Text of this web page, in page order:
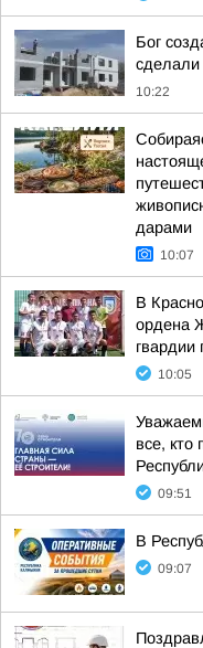
Бог
сделали
10:22
дарами
10:07
В
ордена
10:05
все, кто
09:51
В
09:07